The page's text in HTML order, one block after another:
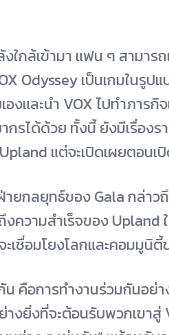
กล้เข้ามา แฟน ๆ สามารถ
Odysseyเป็นเกมในรูป
องและนำ VOX ไปทำภาร
กรได้ด้วย ทั้งนี้ ยังมีเรื่องร
แต่จะเปิดเผยตอนเ
ายกลยุทธ์ของ Gala กล่า
ความสำเร็จของ Upland
ะเชื่อมโยงโลกและคอมมูนิ
คือการทำงานร่วมกันอย่
งยิ่งที่จะต้อนรับพวกเขาสู่